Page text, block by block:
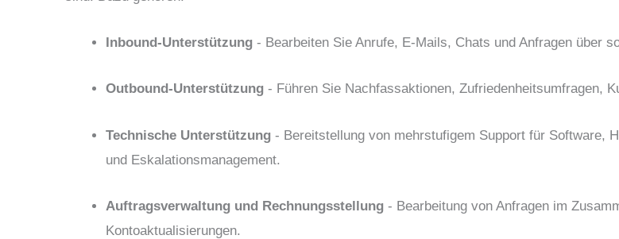
Inbound-Unterstützung - Bearbeiten Sie Anrufe, E-Mails, Chats und Anfragen über
Outbound-Unterstützung - Führen Sie Nachfassaktionen, Zufriedenheitsumfragen,
Technische Unterstützung - Bereitstellung von mehrstufigem Support für Software,
und Eskalationsmanagement.
Auftragsverwaltung und Rechnungsstellung - Bearbeitung von Anfragen im
Kontoaktualisierungen.